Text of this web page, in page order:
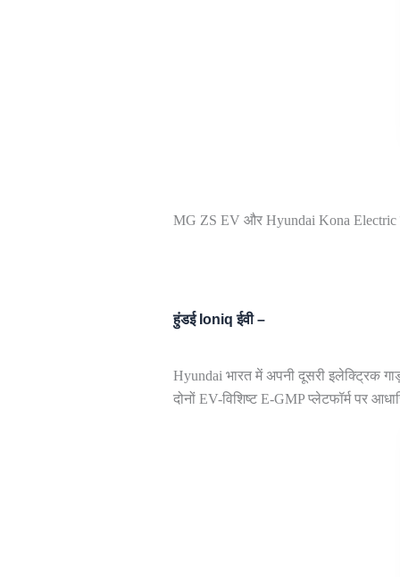
MG ZS EV और Hyundai Kona Electric
हुंडई Ioniq ईवी –
Hyundai भारत में अपनी दूसरी इलेक्ट्रिक
दोनों EV-विशिष्ट E-GMP प्लेटफॉर्म पर